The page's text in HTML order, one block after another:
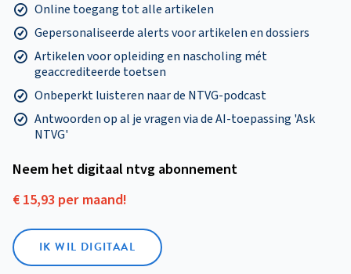
Online toegang tot alle artikelen
Gepersonaliseerde alerts voor artikelen en dossiers
Artikelen voor opleiding en nascholing mét
geaccrediteerde toetsen
Onbeperkt luisteren naar de NTVG-podcast
Antwoorden op al je vragen via de AI-toepassing 'Ask
NTVG'
Neem het digitaal ntvg abonnement
€ 15,93 per maand!
IK WIL DIGITAAL